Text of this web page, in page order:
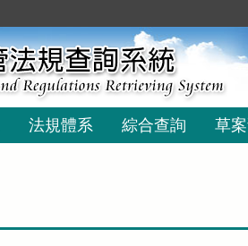
法規體系 綜合查詢 草